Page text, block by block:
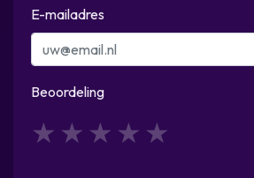
E-mailadres
Beoordeling
4
3
2
1